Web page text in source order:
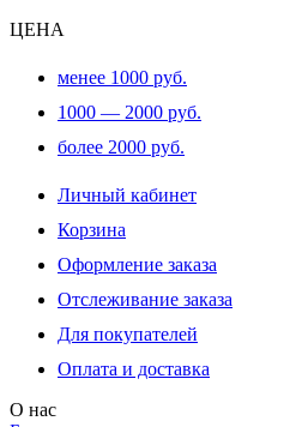
ЦЕНА
менее 1000 руб.
1000 — 2000 руб.
более 2000 руб.
Личный кабинет
Корзина
Оформление заказа
Отслеживание заказа
Для покупателей
Оплата и доставка
О нас